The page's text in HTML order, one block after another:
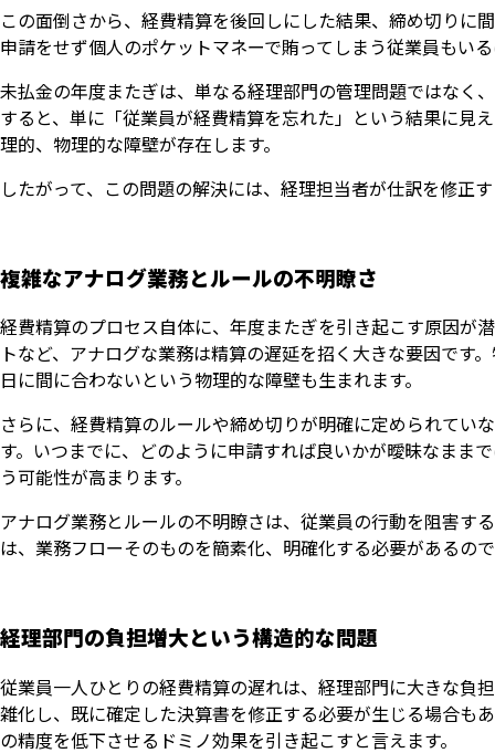
この面倒さから、経費精算を後回しにした結果、締め切りに
申請をせず個人のポケットマネーで賄ってしまう従業員もい
未払金の年度またぎは、単なる経理部門の管理問題ではなく
すると、単に「従業員が経費精算を忘れた」という結果に見
理的、物理的な障壁が存在します。
したがって、この問題の解決には、経理担当者が仕訳を修正
複雑なアナログ業務とルールの不明瞭さ
経費精算のプロセス自体に、年度またぎを引き起こす原因が
トなど、アナログな業務は精算の遅延を招く大きな要因で
日に間に合わないという物理的な障壁も生まれます。
さらに、経費精算のルールや締め切りが明確に定められてい
す。いつまでに、どのように申請すれば良いかが曖昧なまま
う可能性が高まります。
アナログ業務とルールの不明瞭さは、従業員の行動を阻害す
は、業務フローそのものを簡素化、明確化する必要があるの
経理部門の負担増大という構造的な問題
従業員一人ひとりの経費精算の遅れは、経理部門に大きな負
雑化し、既に確定した決算書を修正する必要が生じる場合も
の精度を低下させるドミノ効果を引き起こすと言えます。